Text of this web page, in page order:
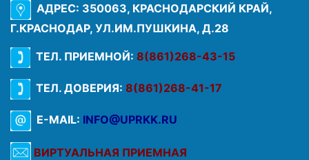
АДРЕС: 350063, КРАСНОДАРСКИЙ КРАЙ,
Г.КРАСНОДАР, УЛ.ИМ.ПУШКИНА, Д.28
ТЕЛ. ПРИЕМНОЙ: 8(861)268-43-15
ТЕЛ. ДОВЕРИЯ: 8(861)268-41-17
E-MAIL: INFO@UPRKK.RU
ВИРТУАЛЬНАЯ ПРИЕМНАЯ